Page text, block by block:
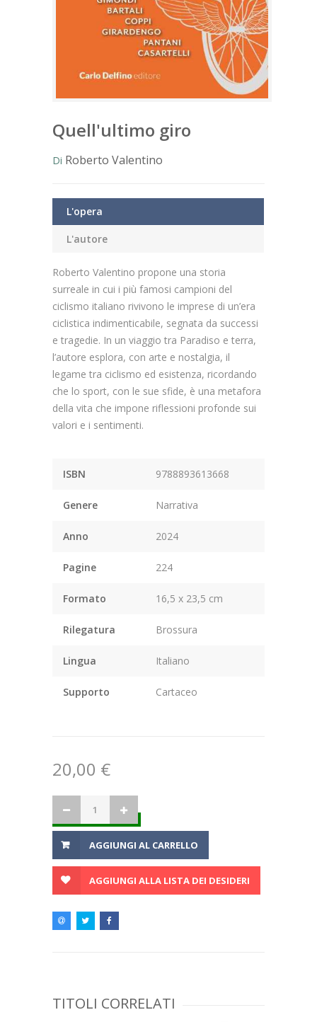
Quell'ultimo giro
Di Roberto Valentino
L'opera
L'autore
Roberto Valentino propone una storia
surreale in cui i più famosi campioni del
ciclismo italiano rivivono le imprese di un’era
ciclistica indimenticabile, segnata da successi
e tragedie. In un viaggio tra Paradiso e terra,
l’autore esplora, con arte e nostalgia, il
legame tra ciclismo ed esistenza, ricordando
che lo sport, con le sue sfide, è una metafora
della vita che impone riflessioni profonde sui
valori e i sentimenti.
ISBN 9788893613668
Genere Narrativa
Anno 2024
Pagine 224
Formato 16,5 x 23,5 cm
Rilegatura Brossura
Lingua Italiano
Supporto Cartaceo
20,00 €
AGGIUNGI AL CARRELLO
AGGIUNGI ALLA LISTA DEI DESIDERI
TITOLI CORRELATI